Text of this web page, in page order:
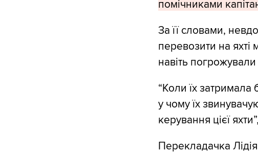
помічниками
За її словами,
перевозити на яхті
навіть
“Коли їх затримала
у чому їх
керування цієї
Перекладачка